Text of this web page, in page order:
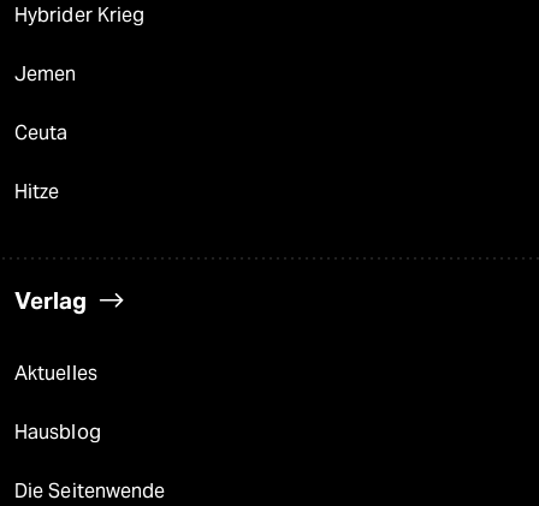
Hybrider Krieg
Jemen
Ceuta
Hitze
Verlag
Aktuelles
Hausblog
Die Seitenwende